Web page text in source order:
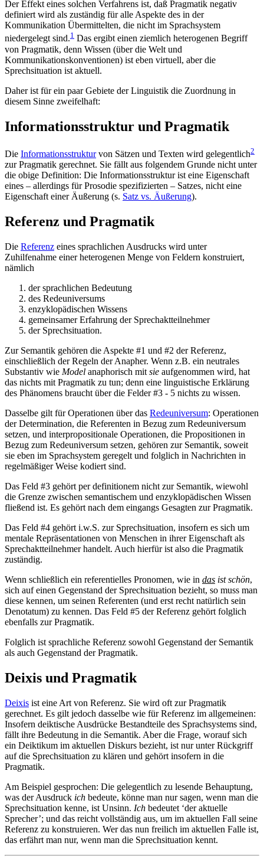
Der Effekt eines solchen Verfahrens ist, daß Pragmatik negativ
definiert wird als zuständig für alle Aspekte des in der
Kommunikation Übermittelten, die nicht im Sprachsystem
niedergelegt sind.1 Das ergibt einen ziemlich heterogenen Begriff
von Pragmatik, denn Wissen (über die Welt und
Kommunikationskonventionen) ist eben virtuell, aber die
Sprechsituation ist aktuell.
Daher ist für ein paar Gebiete der Linguistik die Zuordnung in
diesem Sinne zweifelhaft:
Informationsstruktur und Pragmatik
Die Informationsstrukturvon Sätzen und Texten wird gelegentlich2
zur Pragmatik gerechnet. Sie fällt aus folgendem Grunde nicht unter
die obige Definition: Die Informationsstruktur ist eine Eigenschaft
eines – allerdings für Prosodie spezifizierten – Satzes, nicht eine
Eigenschaft einer Äußerung (s. Satz vs. Äußerung).
Referenz und Pragmatik
Die Referenz eines sprachlichen Ausdrucks wird unter
Zuhilfenahme einer heterogenen Menge von Feldern konstruiert,
nämlich
der sprachlichen Bedeutung
des Redeuniversums
enzyklopädischen Wissens
gemeinsamer Erfahrung der Sprechaktteilnehmer
der Sprechsituation.
Zur Semantik gehören die Aspekte #1 und #2 der Referenz,
einschließlich der Regeln der Anapher. Wenn z.B. ein neutrales
Substantiv wie Model anaphorisch mit sie aufgenommen wird, hat
das nichts mit Pragmatik zu tun; denn eine linguistische Erklärung
des Phänomens braucht über die Felder #3 - 5 nichts zu wissen.
Dasselbe gilt für Operationen über das Redeuniversum: Operationen
der Determination, die Referenten in Bezug zum Redeuniversum
setzen, und interpropositionale Operationen, die Propositionen in
Bezug zum Redeuniversum setzen, gehören zur Semantik, soweit
sie eben im Sprachsystem geregelt und folglich in Nachrichten in
regelmäßiger Weise kodiert sind.
Das Feld #3 gehört per definitionem nicht zur Semantik, wiewohl
die Grenze zwischen semantischem und enzyklopädischen Wissen
fließend ist. Es gehört nach dem eingangs Gesagten zur Pragmatik.
Das Feld #4 gehört i.w.S. zur Sprechsituation, insofern es sich um
mentale Repräsentationen von Menschen in ihrer Eigenschaft als
Sprechaktteilnehmer handelt. Auch hierfür ist also die Pragmatik
zuständig.
Wenn schließlich ein referentielles Pronomen, wie in das ist schön,
sich auf einen Gegenstand der Sprechsituation bezieht, so muss man
diese kennen, um seinen Referenten (und erst recht natürlich sein
Denotatum) zu kennen. Das Feld #5 der Referenz gehört folglich
ebenfalls zur Pragmatik.
Folglich ist sprachliche Referenz sowohl Gegenstand der Semantik
als auch Gegenstand der Pragmatik.
Deixis und Pragmatik
Deixis ist eine Art von Referenz. Sie wird oft zur Pragmatik
gerechnet. Es gilt jedoch dasselbe wie für Referenz im allgemeinen:
Insofern deiktische Ausdrücke Bestandteile des Sprachsystems sind,
fällt ihre Bedeutung in die Semantik. Aber die Frage, worauf sich
ein Deiktikum im aktuellen Diskurs bezieht, ist nur unter Rückgriff
auf die Sprechsituation zu klären und gehört insofern in die
Pragmatik.
Am Beispiel gesprochen: Die gelegentlich zu lesende Behauptung,
was der Ausdruck ich bedeute, könne man nur sagen, wenn man die
Sprechsituation kenne, ist Unsinn. Ich bedeutet ‘der aktuelle
Sprecher’; und das reicht vollständig aus, um im aktuellen Fall seine
Referenz zu konstruieren. Wer das nun freilich im aktuellen Falle ist,
das erfährt man nur, wenn man die Sprechsituation kennt.